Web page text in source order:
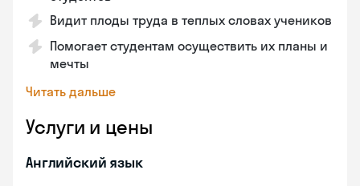
Видит плоды труда в теплых словах учеников
Помогает студентам осуществить их планы и
мечты
Читать дальше
Услуги и цены
Английский язык